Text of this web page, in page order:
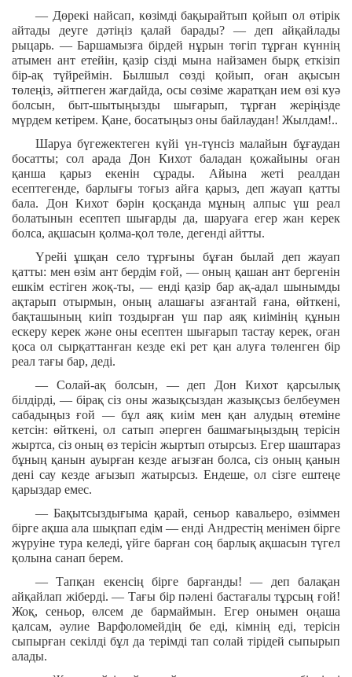
— Дөрекі найсап, көзімді бақырайтып қойып ол өтірік
айтады деуге дәтіңіз қалай барады? — деп айқайлады
рыцарь. — Баршамызға бірдей нұрын төгіп тұрған күннің
атымен ант етейін, қазір сізді мына найзамен бырқ еткізіп
бір-ақ түйреймін. Былшыл сөзді қойып, оған ақысын
төлеңіз, әйтпеген жағдайда, осы сөзіме жаратқан ием өзі куә
болсын, быт-шытыңызды шығарып, тұрған жеріңізде
мүрдем кетірем. Қане, босатыңыз оны байлаудан! Жылдам!..
Шаруа бүгежектеген күйі үн-түнсіз малайын бұғаудан
босатты; сол арада Дон Кихот баладан қожайыны оған
қанша қарыз екенін сұрады. Айына жеті реалдан
есептегенде, барлығы тоғыз айға қарыз, деп жауап қатты
бала. Дон Кихот бәрін қосқанда мұның алпыс үш реал
болатынын есептеп шығарды да, шаруаға егер жан керек
болса, ақшасын қолма-қол төле, дегенді айтты.
Үрейі ұшқан село тұрғыны бұған былай деп жауап
қатты: мен өзім ант бердім ғой, — оның қашан ант бергенін
ешкім естіген жоқ-ты, — енді қазір бар ақ-адал шынымды
ақтарып отырмын, оның алашағы азғантай ғана, өйткені,
бақташының киіп тоздырған үш пар аяқ киімінің құнын
ескеру керек және оны есептен шығарып тастау керек, оған
қоса ол сырқаттанған кезде екі рет қан алуға төленген бір
реал тағы бар, деді.
— Солай-ақ болсын, — деп Дон Кихот қарсылық
білдірді, — бірақ сіз оны жазықсыздан жазықсыз белбеумен
сабадыңыз ғой — бұл аяқ киім мен қан алудың өтеміне
кетсін: өйткені, ол сатып әперген башмағыңыздың терісін
жыртса, сіз оның өз терісін жыртып отырсыз. Егер шаштараз
бұның қанын ауырған кезде ағызған болса, сіз оның қанын
дені сау кезде ағызып жатырсыз. Ендеше, ол сізге ештеңе
қарыздар емес.
— Бақытсыздығыма қарай, сеньор кавальеро, өзіммен
бірге ақша ала шықпап едім — енді Андрестің менімен бірге
жүруіне тура келеді, үйге барған соң барлық ақшасын түгел
қолына санап берем.
— Тапқан екенсің бірге барғанды! — деп балақан
айқайлап жіберді. — Тағы бір пәлені бастағалы тұрсың ғой!
Жоқ, сеньор, өлсем де бармаймын. Егер онымен оңаша
қалсам, әулие Варфоломейдің бе еді, кімнің еді, терісін
сыпырған секілді бұл да терімді тап солай тірідей сыпырып
алады.